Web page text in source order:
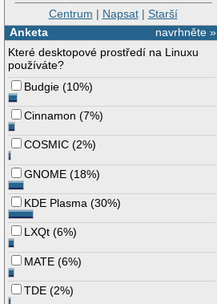
Centrum | Napsat| Starší
navrhněte »
Anketa
Které desktopové prostředí na Linuxu
používáte?
Budgie (10%)
Cinnamon (7%)
COSMIC (2%)
GNOME (18%)
KDE Plasma (30%)
LXQt (6%)
MATE (6%)
TDE (2%)